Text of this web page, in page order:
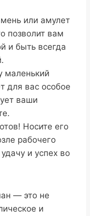
или амулет
позволит вам
и быть всегда
маленький
для вас особое
ваши
Носите его
рабочего
и успех во
— это не
и